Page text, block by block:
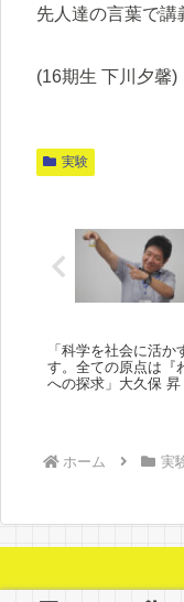
先人達の言葉で講
(16期生 下川夕馨)
実験
「科学を社会に活
す。全ての原点は『
への探求」大久保
ホーム 実